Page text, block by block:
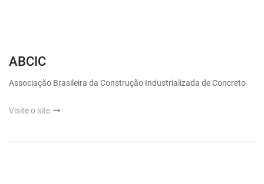
ABCIC
Associação Brasileira da Construção Industrializada de Concreto
Visite o site